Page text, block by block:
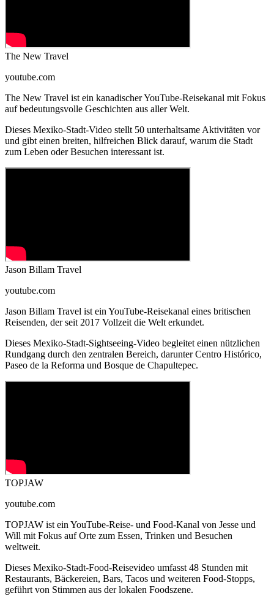
The New Travel
youtube.com
The New Travel ist ein kanadischer YouTube-Reisekanal mit Fokus
auf bedeutungsvolle Geschichten aus aller Welt.
Dieses Mexiko-Stadt-Video stellt 50 unterhaltsame Aktivitäten vor
und gibt einen breiten, hilfreichen Blick darauf, warum die Stadt
zum Leben oder Besuchen interessant ist.
Jason Billam Travel
youtube.com
Jason Billam Travel ist ein YouTube-Reisekanal eines britischen
Reisenden, der seit 2017 Vollzeit die Welt erkundet.
Dieses Mexiko-Stadt-Sightseeing-Video begleitet einen nützlichen
Rundgang durch den zentralen Bereich, darunter Centro Histórico,
Paseo de la Reforma und Bosque de Chapultepec.
TOPJAW
youtube.com
TOPJAW ist ein YouTube-Reise- und Food-Kanal von Jesse und
Will mit Fokus auf Orte zum Essen, Trinken und Besuchen
weltweit.
Dieses Mexiko-Stadt-Food-Reisevideo umfasst 48 Stunden mit
Restaurants, Bäckereien, Bars, Tacos und weiteren Food-Stopps,
geführt von Stimmen aus der lokalen Foodszene.